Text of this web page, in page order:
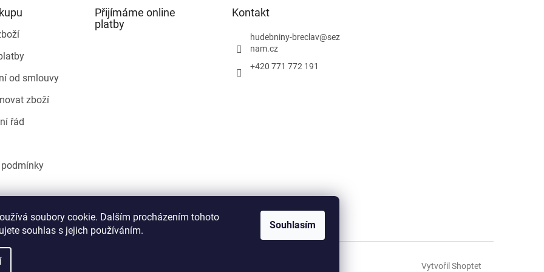
soubory cookie. Dalším procházením tohoto
souhlas s jejich používáním.
Souhlasím
od smlouvy
zboží
řád
Přijímáme online
platby
Kontakt
hudebniny-breclav@sez
nam.cz
+420 771 772 191
Heureka.cz
Vytvořil Shoptet
vyhrazena.